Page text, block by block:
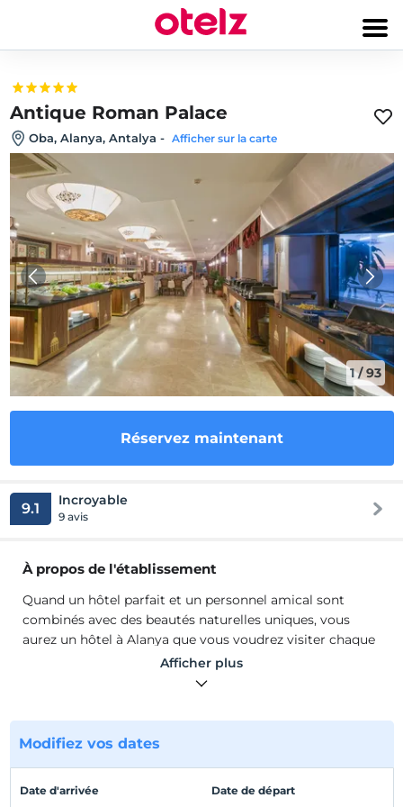
Antique Roman Palace
Oba, Alanya, Antalya - Afficher sur la carte
1/93
Réservez maintenant
9.1 Incroyable
9 avis
À propos de l'établissement
Quand un hôtel parfait et un personnel amical sont
combinés avec des beautés naturelles uniques, vous
aurez un hôtel à Alanya que vous voudrez visiter chaque
année.Boutique Hôtel Antique Roman Palace situé à
Alanya, qui a la plus belle mer, la nature et l'histoire
Quand un hôtel parfait et un personnel amical sont
combinés avec des beautés naturelles uniques, vous
Alanya, qui a la plus belle mer, la nature et l'histoire
Afficher plus
Modifiez vos dates
Date d'arrivée Date de départ